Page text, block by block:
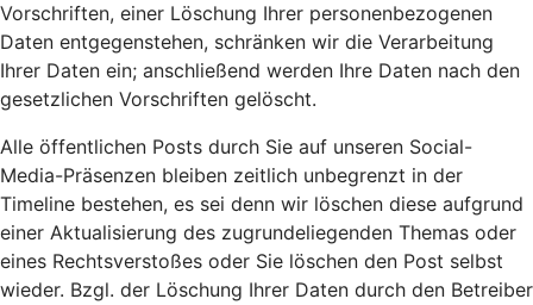
Vorschriften, einer Löschung Ihrer personenbezogenen
Daten entgegenstehen, schränken wir die Verarbeitung
Ihrer Daten ein; anschließend werden Ihre Daten nach den
gesetzlichen Vorschriften gelöscht.
Alle öffentlichen Posts durch Sie auf unseren Social-
Media-Präsenzen bleiben zeitlich unbegrenzt in der
Timeline bestehen, es sei denn wir löschen diese aufgrund
einer Aktualisierung des zugrundeliegenden Themas oder
eines Rechtsverstoßes oder Sie löschen den Post selbst
wieder. Bzgl. der Löschung Ihrer Daten durch den Betreiber